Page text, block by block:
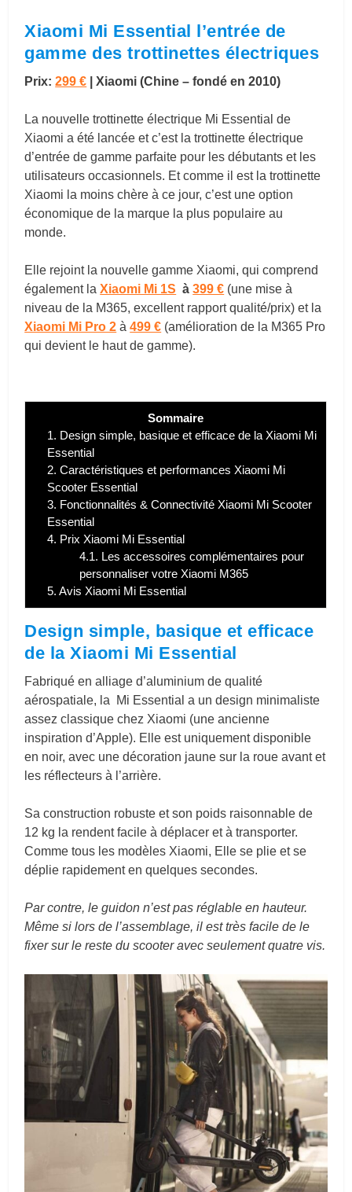
Xiaomi Mi Essential l’entrée de
gamme des trottinettes électriques
Prix:299 € | Xiaomi (Chine – fondé en 2010)
La nouvelle trottinette électrique Mi Essential de
Xiaomi a été lancée et c’est la trottinette électrique
d’entrée de gamme parfaite pour les débutants et les
utilisateurs occasionnels. Et comme il est la trottinette
Xiaomi la moins chère à ce jour, c’est une option
économique de la marque la plus populaire au
monde.
Elle rejoint la nouvelle gamme Xiaomi, qui comprend
également laXiaomi Mi 1S à399 € (une mise à
niveau de la M365, excellent rapport qualité/prix) et la
Xiaomi Mi Pro 2 à499 € (amélioration de la M365 Pro
qui devient le haut de gamme).
Sommaire
1. Design simple, basique et efficace de la Xiaomi Mi
Essential
2. Caractéristiques et performances Xiaomi Mi
Scooter Essential
3. Fonctionnalités & Connectivité Xiaomi Mi Scooter
Essential
4. Prix Xiaomi Mi Essential
4.1. Les accessoires complémentaires pour
personnaliser votre Xiaomi M365
5. Avis Xiaomi Mi Essential
Design simple, basique et efficace
de la Xiaomi Mi Essential
Fabriqué en alliage d’aluminium de qualité
aérospatiale, la Mi Essential a un design minimaliste
assez classique chez Xiaomi (une ancienne
inspiration d’Apple). Elle est uniquement disponible
en noir, avec une décoration jaune sur la roue avant et
les réflecteurs à l’arrière.
Sa construction robuste et son poids raisonnable de
12 kg la rendent facile à déplacer et à transporter.
Comme tous les modèles Xiaomi, Elle se plie et se
déplie rapidement en quelques secondes.
Par contre, le guidon n’est pas réglable en hauteur.
Même si lors de l’assemblage, il est très facile de le
fixer sur le reste du scooter avec seulement quatre vis.